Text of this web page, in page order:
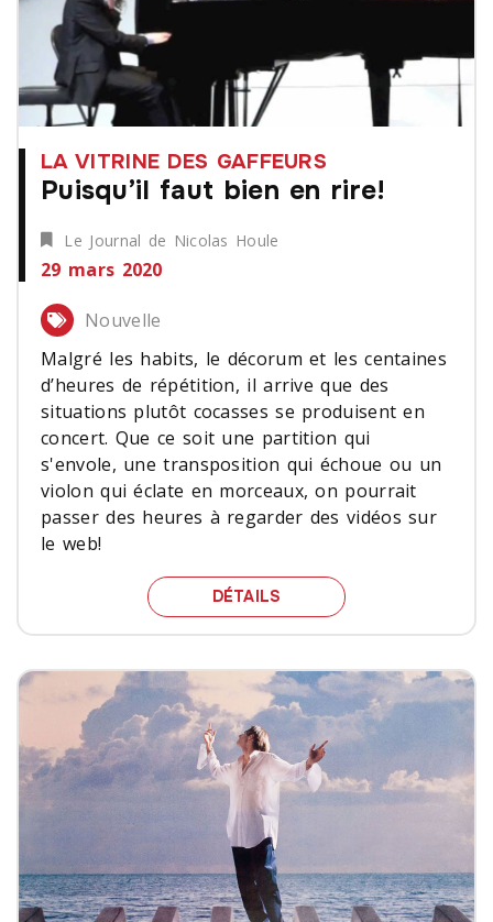
LA VITRINE DES GAFFEURS
Puisqu’il faut bien en rire!
Le Journal de Nicolas Houle
29 mars 2020
Nouvelle
Malgré les habits, le décorum et les centaines
d’heures de répétition, il arrive que des
situations plutôt cocasses se produisent en
concert. Que ce soit une partition qui
s'envole, une transposition qui échoue ou un
violon qui éclate en morceaux, on pourrait
passer des heures à regarder des vidéos sur
le web!
DÉTAILS PUISQU’IL FAUT BIEN EN